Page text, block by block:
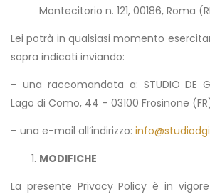
Montecitorio n. 121, 00186, Roma
Lei potrà in qualsiasi momento
sopra indicati inviando:
– una raccomandata a: STUDIO DE
Lago di Como, 44 – 03100 Frosinone
– una e-mail all’indirizzo:
MODIFICHE
La presente Privacy Policy è in